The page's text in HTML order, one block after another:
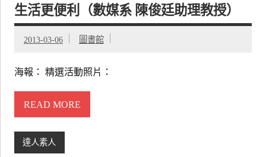
生活更便利（數媒系 陳俊廷助理教授）
2013-03-06 圖書館
海報： 精選活動照片：
READ MORE
達人素人